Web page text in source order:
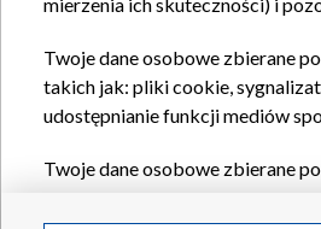
Twoje dane osobowe zbierane
takich jak: pliki cookie,
udostępnianie funkcji mediów
Twoje dane osobowe zbierane